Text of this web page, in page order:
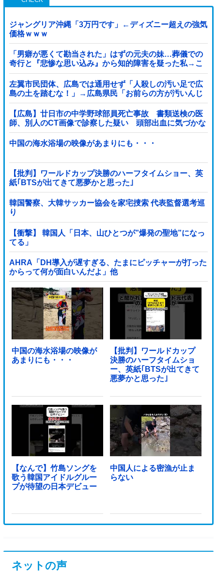
ジャングリア沖縄「3万円です」←ディズニー超えの強気
価格ｗｗｗ
「男癖が悪くて勘当された」はずの元夫の妹…葬儀での
奇行と『悲惨な思い込み』から知的障害を疑った私→こ
っそり病院へ誘導し行政保護させた話
左翼市民団体、広島では通用せず「人殺しの汚い足で広
島の土を踏むな！」→広島県民「お前らの方が汚いんじ
ゃ！」「ワシらが広島県民じゃ」
【広島】廿日市の中学野球部員死亡事故 書類送検の医
師、別人のCT画像で診察した疑い 頭部出血に気づかな
かった可能性
中国の海水浴場の映像があまりにも・・・
【批判】ワールドカップ決勝のハーフタイムショー、英
紙｢BTSが出てきて悪夢かと思った｣
韓国警察、大韓サッカー協会を家宅捜索 代表監督選考巡
り
【衝撃】 韓国人「日本、山ひとつが”爆発の聖地”になっ
てる」
AHRA「DH導入が遅すぎる、たまにピッチャーが打った
からって何が面白いんだよ」他
中国の海水浴場の映像が
あまりにも・・・
【批判】ワールドカップ
決勝のハーフタイムショ
ー、英紙｢BTSが出てきて
悪夢かと思った｣
【なんで】竹島ソングを
歌う韓国アイドルグルー
プが待望の日本デビュー
中国人による密漁が止ま
らない
ネットの声